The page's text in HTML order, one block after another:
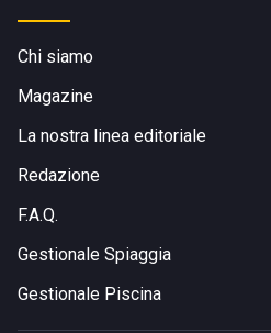
Chi siamo
Magazine
La nostra linea editoriale
Redazione
F.A.Q.
Gestionale Spiaggia
Gestionale Piscina